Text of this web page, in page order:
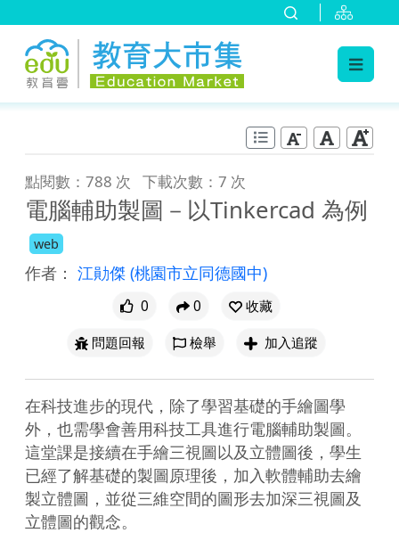
點閱數：788 次 下載次數：7 次
電腦輔助製圖－以Tinkercad 為例
web
作者： 江勛傑 (桃園市立同德國中)
0 0
收藏
問題回報
檢舉 加入追蹤
在科技進步的現代，除了學習基礎的手繪圖學
外，也需學會善用科技工具進行電腦輔助製圖。
這堂課是接續在手繪三視圖以及立體圖後，學生
已經了解基礎的製圖原理後，加入軟體輔助去繪
製立體圖，並從三維空間的圖形去加深三視圖及
立體圖的觀念。